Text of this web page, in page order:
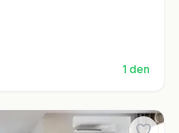
1 den